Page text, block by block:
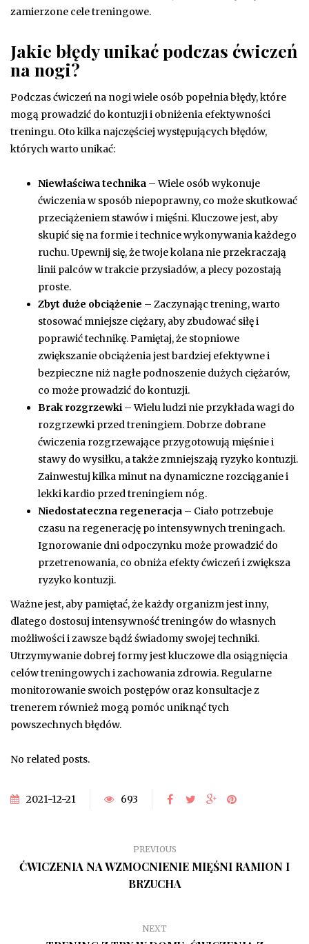
zamierzone cele treningowe.
Jakie błędy unikać podczas ćwiczeń
na nogi?
Podczas ćwiczeń na nogi wiele osób popełnia błędy, które
mogą prowadzić do kontuzji i obniżenia efektywności
treningu. Oto kilka najczęściej występujących błędów,
których warto unikać:
Niewłaściwa technika – Wiele osób wykonuje
ćwiczenia w sposób niepoprawny, co może skutkować
przeciążeniem stawów i mięśni. Kluczowe jest, aby
skupić się na formie i technice wykonywania każdego
ruchu. Upewnij się, że twoje kolana nie przekraczają
linii palców w trakcie przysiadów, a plecy pozostają
proste.
Zbyt duże obciążenie – Zaczynając trening, warto
stosować mniejsze ciężary, aby zbudować siłę i
poprawić technikę. Pamiętaj, że stopniowe
zwiększanie obciążenia jest bardziej efektywne i
bezpieczne niż nagłe podnoszenie dużych ciężarów,
co może prowadzić do kontuzji.
Brak rozgrzewki – Wielu ludzi nie przykłada wagi do
rozgrzewki przed treningiem. Dobrze dobrane
ćwiczenia rozgrzewające przygotowują mięśnie i
stawy do wysiłku, a także zmniejszają ryzyko kontuzji.
Zainwestuj kilka minut na dynamiczne rozciąganie i
lekki kardio przed treningiem nóg.
Niedostateczna regeneracja – Ciało potrzebuje
czasu na regenerację po intensywnych treningach.
Ignorowanie dni odpoczynku może prowadzić do
przetrenowania, co obniża efekty ćwiczeń i zwiększa
ryzyko kontuzji.
Ważne jest, aby pamiętać, że każdy organizm jest inny,
dlatego dostosuj intensywność treningów do własnych
możliwości i zawsze bądź świadomy swojej techniki.
Utrzymywanie dobrej formy jest kluczowe dla osiągnięcia
celów treningowych i zachowania zdrowia. Regularne
monitorowanie swoich postępów oraz konsultacje z
trenerem również mogą pomóc uniknąć tych
powszechnych błędów.
No related posts.
2021-12-21 693
PREVIOUS
ĆWICZENIA NA WZMOCNIENIE MIĘŚNI RAMION I
BRZUCHA
NEXT